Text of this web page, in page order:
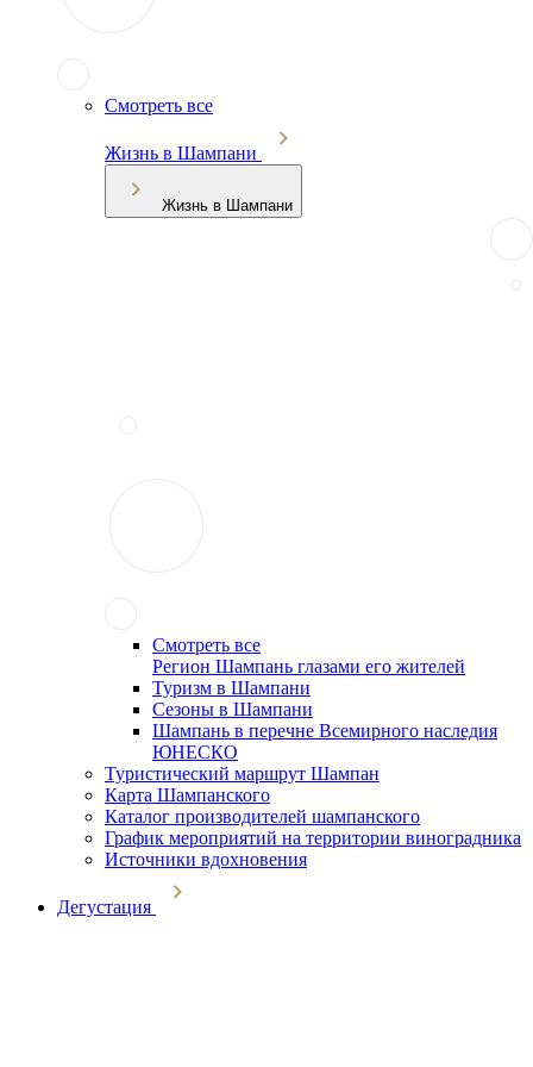
Смотреть все
Жизнь в Шампани
Жизнь в Шампани
Смотреть все
Регион Шампань глазами его жителей
Туризм в Шампани
Сезоны в Шампани
Шампань в перечне Всемирного наследия
ЮНЕСКО
Туристический маршрут Шампан
Карта Шампанского
Каталог производителей шампанского
График мероприятий на территории виноградника
Источники вдохновения
Дегустация